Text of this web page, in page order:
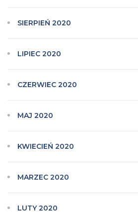
SIERPIEŃ 2020
LIPIEC 2020
CZERWIEC 2020
MAJ 2020
KWIECIEŃ 2020
MARZEC 2020
LUTY 2020